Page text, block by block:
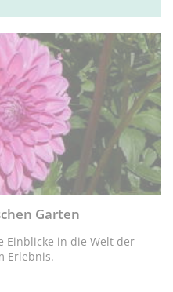
Garten
Einblicke in die Welt der
Erlebnis.